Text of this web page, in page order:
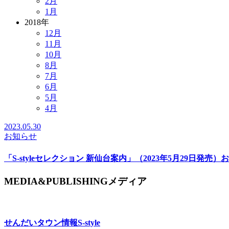
1月
2018年
12月
11月
10月
8月
7月
6月
5月
4月
2023.05.30
お知らせ
「S-styleセレクション 新仙台案内」（2023年5月29日発売）
MEDIA&PUBLISHINGメディア
せんだいタウン情報S-style